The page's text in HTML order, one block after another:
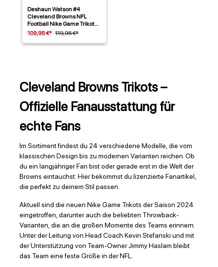
Deshaun Watson #4
Cleveland Browns NFL
Football Nike Game Trikot
Braun
109,95 €* 119,95 €*
Cleveland Browns Trikots –
Offizielle Fanausstattung für
echte Fans
Im Sortiment findest du 24 verschiedene Modelle, die vom
klassischen Design bis zu modernen Varianten reichen. Ob
du ein langjähriger Fan bist oder gerade erst in die Welt der
Browns eintauchst: Hier bekommst du lizenzierte Fanartikel,
die perfekt zu deinem Stil passen.
Aktuell sind die neuen Nike Game Trikots der Saison 2024
eingetroffen, darunter auch die beliebten Throwback-
Varianten, die an die großen Momente des Teams erinnern.
Unter der Leitung von Head Coach Kevin Stefanski und mit
der Unterstützung von Team-Owner Jimmy Haslam bleibt
das Team eine feste Größe in der NFL.